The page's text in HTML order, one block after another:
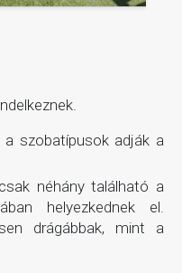
szobatípusok adják a
néhány található a
helyezkednek el.
drágábbak, mint a